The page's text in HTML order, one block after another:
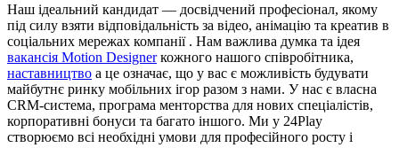
Наш ідеальний кандидат — досвідчений професіонал, якому
під силу взяти відповідальність за відео, анімацію та креатив в
соціальних мережах компанії . Нам важлива думка та ідея
вакансія Motion Designerкожного нашого співробітника,
наставництво а це означає, що у вас є можливість будувати
майбутнє ринку мобільних ігор разом з нами. У нас є власна
CRM-система, програма менторства для нових спеціалістів,
корпоративні бонуси та багато іншого. Ми у 24Play
створюємо всі необхідні умови для професійного росту і